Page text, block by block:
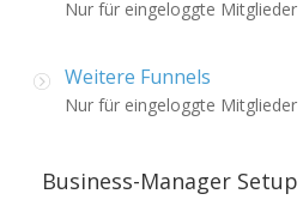
Nur für eingeloggte Mitglieder
Weitere Funnels
Nur für eingeloggte Mitglieder
Business-Manager Setup